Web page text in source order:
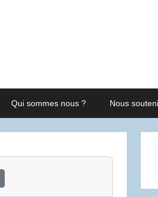
Qui sommes nous ? Nous
: